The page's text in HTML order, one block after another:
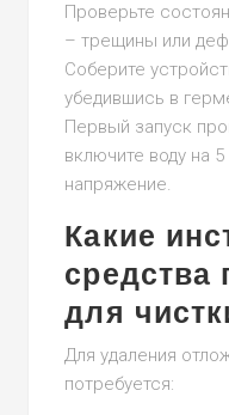
Проверьте
– трещины или
Соберите
убедившись в
Первый запуск
включите воду на
напряжение.
Какие
средства
для
Для удаления
потребуется: